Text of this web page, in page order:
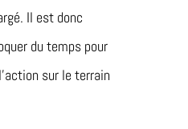
Il est donc
du temps pour
sur le terrain